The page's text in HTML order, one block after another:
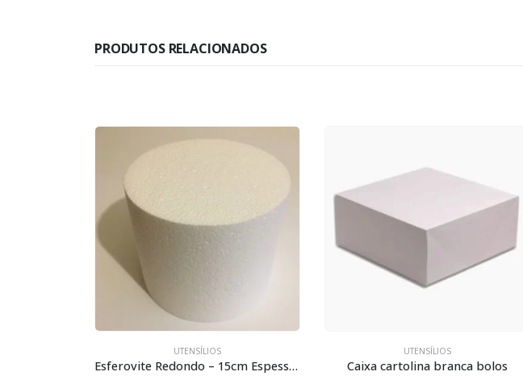
PRODUTOS RELACIONADOS
UTENSÍLIOS
Caixa cartolina branca bolos
UTENSÍLIOS
Rayher-38888000